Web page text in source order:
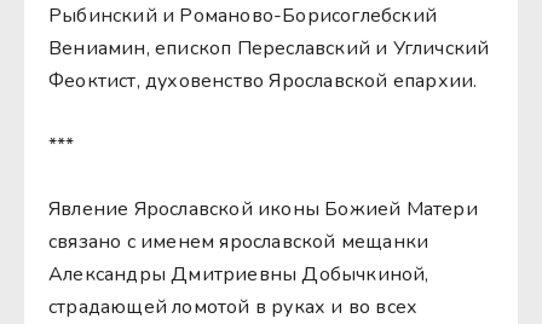
Рыбинский и Романово-Борисоглебский
Вениамин, епископ Переславский и Угличский
Феоктист, духовенство Ярославской епархии.
***
Явление Ярославской иконы Божией Матери
связано с именем ярославской мещанки
Александры Дмитриевны Добычкиной,
страдающей ломотой в руках и во всех